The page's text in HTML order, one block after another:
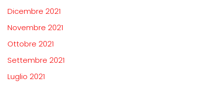
Dicembre 2021
Novembre 2021
Ottobre 2021
Settembre 2021
Luglio 2021